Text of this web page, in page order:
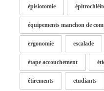
épisiotomie
équipements manchon de
ergonomie escalade
étape accouchement
étirements etudiants